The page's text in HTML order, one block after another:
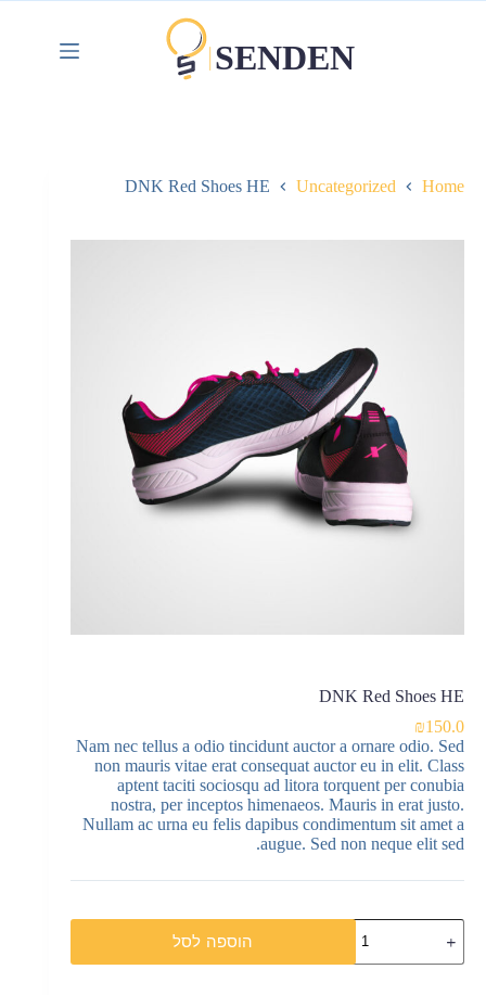
Home
Uncategorized
DNK Red Shoes HE
DNK Red Shoes HE
₪150.0
Nam nec tellus a odio tincidunt auctor a ornare odio. Sed
non mauris vitae erat consequat auctor eu in elit. Class
aptent taciti sociosqu ad litora torquent per conubia
nostra, per inceptos himenaeos. Mauris in erat justo.
Nullam ac urna eu felis dapibus condimentum sit amet a
augue. Sed non neque elit sed.
הוספה לסל